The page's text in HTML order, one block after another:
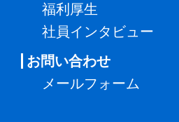
福利厚生
社員インタビュー
お問い合わせ
メールフォーム